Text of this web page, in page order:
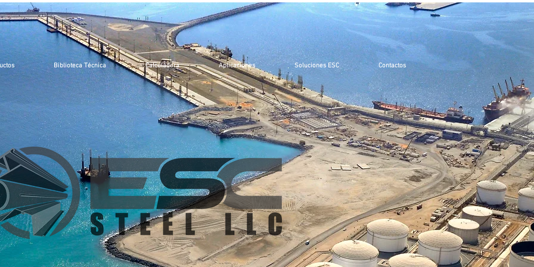
Biblioteca Técnica Calculadora Aplicaciones Soluciones ESC Contactos